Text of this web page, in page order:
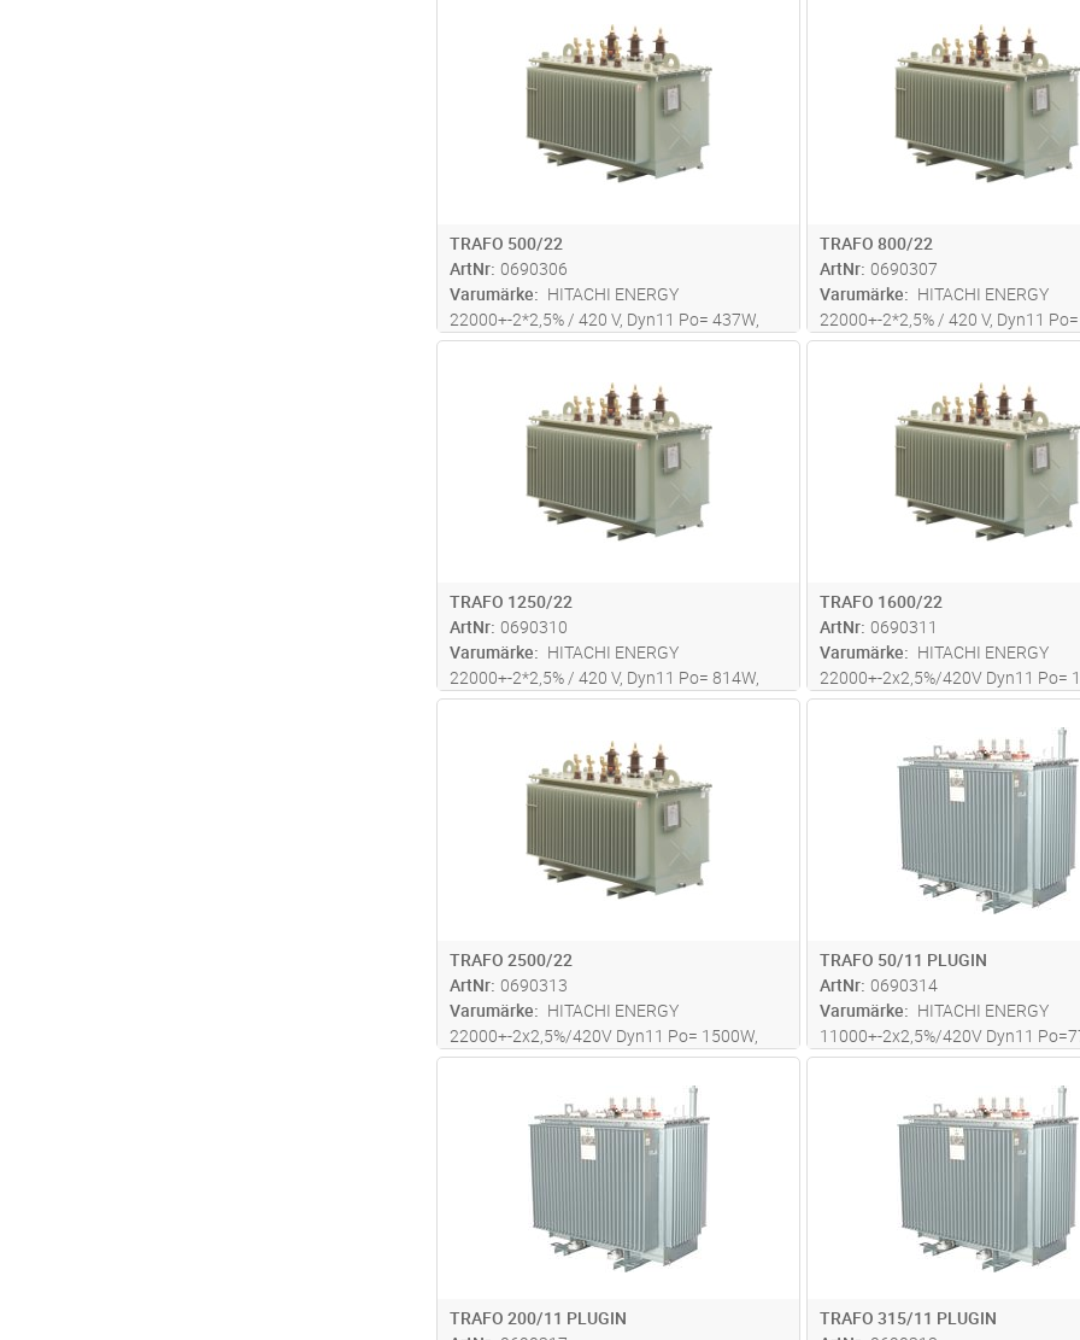
TRAFO 500/22
ArtNr 0690306
Varumärke
HITACHI ENERGY
22000+-2*2,5% / 420 V, Dyn11 Po= 437W,
Pk= 3714W, Uk= 4% Dim L*B*H=
TRAFO 800/22
ArtNr 0690307
Varumärke
HITACHI ENERGY
22000+-2*2,5% / 420 V, Dyn11
Pk= 5714W, Uk= 6% Dim
TRAFO 1250/22
ArtNr 0690310
Varumärke
HITACHI ENERGY
22000+-2*2,5% / 420 V, Dyn11 Po= 814W,
Pk= 9047W, Uk= 6% Dim L*B*H=
TRAFO 1600/22
ArtNr 0690311
Varumärke
HITACHI ENERGY
22000+-2x2,5%/420V Dyn11 Po=
Pk= 11428W, Uk=6%,
LxBxH=1710*1090*1960mm
TRAFO 2500/22
ArtNr 0690313
Varumärke
HITACHI ENERGY
22000+-2x2,5%/420V Dyn11 Po= 1500W,
Pk= 17619W, Uk=6%
LxBxH=2030*1270*2040mm Totalvikt 6016
Lägg i
TRAFO 50/11 PLUGIN
ArtNr 0690314
Varumärke
HITACHI ENERGY
11000+-2x2,5%/420V Dyn11
Pk=714W Uk=4%
Totalvikt 552 kg, inkl HV plug in
Lägg i kundvagn
TRAFO 200/11 PLUGIN
Lägg i
TRAFO 315/11 PLUGIN